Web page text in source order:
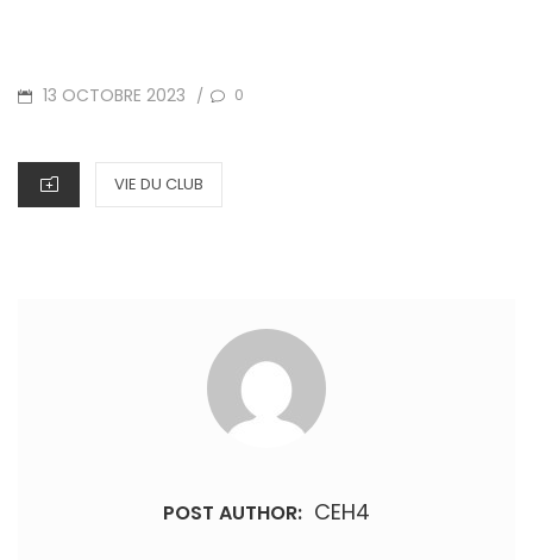
POSTED
13 OCTOBRE 2023 / 0
CATEGORIES
VIE DU CLUB
POST AUTHOR: CEH4